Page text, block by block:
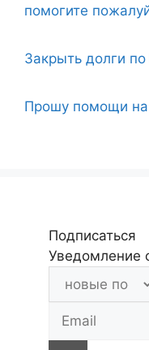
помогите
Закрыть долги
Прошу помощи на
Подписаться
Уведомление